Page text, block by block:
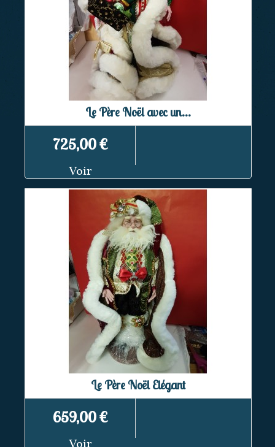
Le Père Noël avec un...
725,00 €
Voir
Le Père Noël Elégant
659,00 €